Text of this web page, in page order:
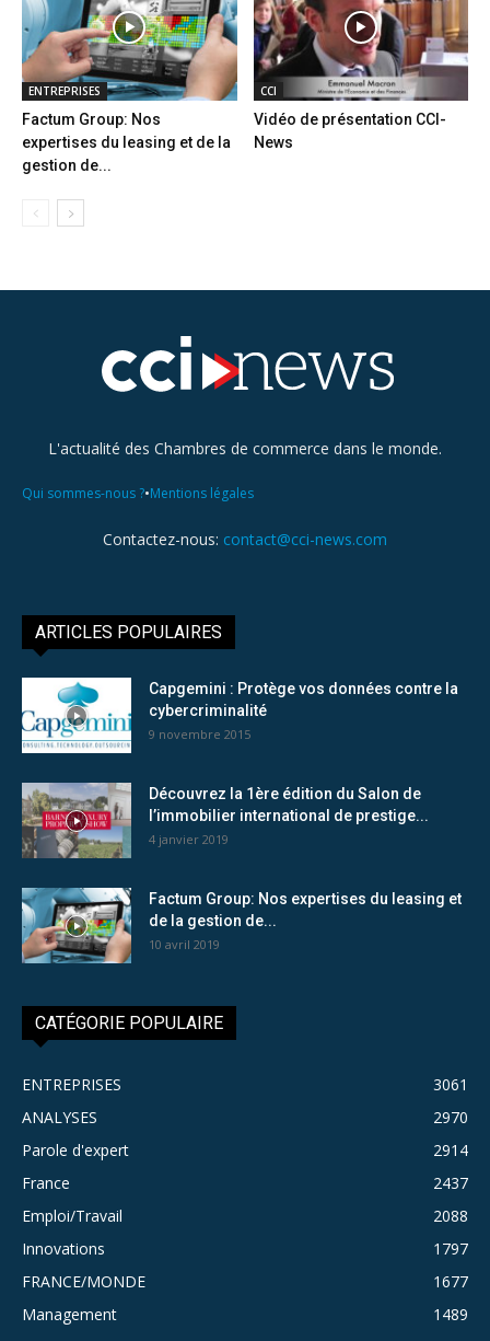
ENTREPRISES
Factum Group: Nos
expertises du leasing et de la
gestion de...
CCI
Vidéo de présentation CCI-
News
L'actualité des Chambres de commerce dans le monde.
Qui sommes-nous ?•Mentions légales
Contactez-nous: contact@cci-news.com
ARTICLES POPULAIRES
Capgemini : Protège vos données contre la
cybercriminalité
9 novembre 2015
Découvrez la 1ère édition du Salon de
l’immobilier international de prestige...
4 janvier 2019
Factum Group: Nos expertises du leasing et
de la gestion de...
10 avril 2019
CATÉGORIE POPULAIRE
ENTREPRISES
3061
ANALYSES
2970
Parole d'expert
2914
France
2437
Emploi/Travail
2088
Innovations
1797
FRANCE/MONDE
1677
Management
1489